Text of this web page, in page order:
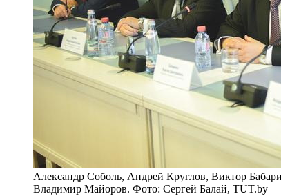
Александр Соболь, Андрей Круглов, Виктор
Владимир Майоров. Фото: Сергей Балай, TUT.by